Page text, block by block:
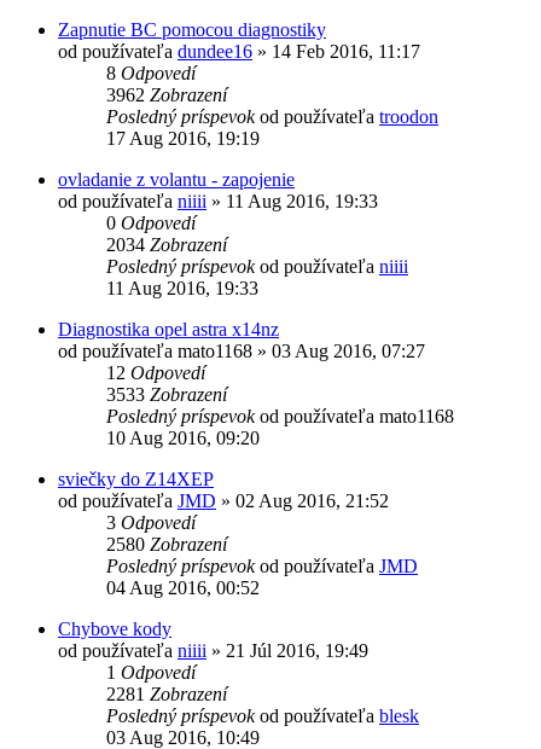
Zapnutie BC pomocou diagnostiky
od používateľa dundee16 » 14 Feb 2016, 11:17
8 Odpovedí
3962 Zobrazení
Posledný príspevokod používateľa troodon
17 Aug 2016, 19:19
ovladanie z volantu - zapojenie
od používateľa niiii » 11 Aug 2016, 19:33
0 Odpovedí
2034 Zobrazení
Posledný príspevokod používateľa niiii
11 Aug 2016, 19:33
Diagnostika opel astra x14nz
od používateľa mato1168 » 03 Aug 2016, 07:27
12 Odpovedí
3533 Zobrazení
Posledný príspevokod používateľa mato1168
10 Aug 2016, 09:20
sviečky do Z14XEP
od používateľa JMD » 02 Aug 2016, 21:52
3 Odpovedí
2580 Zobrazení
Posledný príspevokod používateľa JMD
04 Aug 2016, 00:52
Chybove kody
od používateľa niiii » 21 Júl 2016, 19:49
1 Odpovedí
2281 Zobrazení
Posledný príspevokod používateľa blesk
03 Aug 2016, 10:49